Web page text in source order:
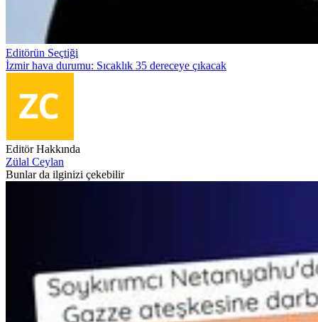
Editörün Seçtiği
İzmir hava durumu: Sıcaklık 35 dereceye çıkacak
Editör Hakkında
Zülal Ceylan
Bunlar da ilginizi çekebilir